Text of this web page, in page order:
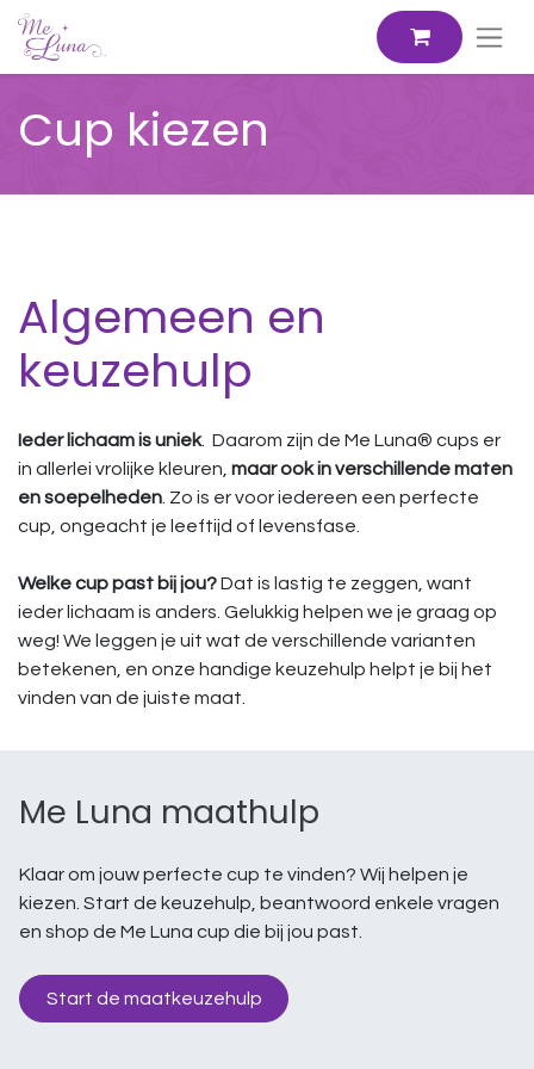
Cup kiezen
Algemeen en
keuzehulp
Ieder lichaam is uniek. Daarom zijn de Me Luna® cups er
in allerlei vrolijke kleuren, maar ook in verschillende maten
en soepelheden . Zo is er voor iedereen een perfecte
cup, ongeacht je leeftijd of levensfase.
Welke cup past bij jou?Dat is lastig te zeggen, want
ieder lichaam is anders. Gelukkig helpen we je graag op
weg! We leggen je uit wat de verschillende varianten
betekenen, en onze handige keuzehulp helpt je bij het
vinden van de juiste maat.
Me Luna maathulp
Klaar om jouw perfecte cup te vinden? Wij helpen je
kiezen. Start de keuzehulp, beantwoord enkele vragen
en shop de Me Luna cup die bij jou past.
Start de maatkeuzehulp